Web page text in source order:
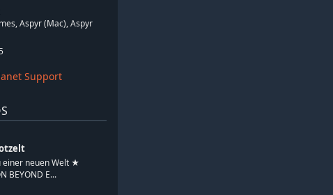
Aspyr (Mac), Aspyr
Support
einer neuen Welt ★
BEYOND E...